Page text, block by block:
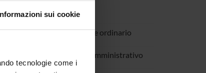
sui cookie
tecnologie come i
Professore ordinario
Tecnico-Amministrativo